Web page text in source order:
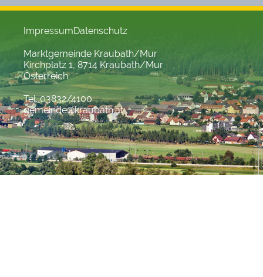
ImpressumDatenschutz
Marktgemeinde Kraubath/Mur
Kirchplatz 1, 8714 Kraubath/Mur
Österreich
Tel. 03832/4100
gemeinde@kraubath.at